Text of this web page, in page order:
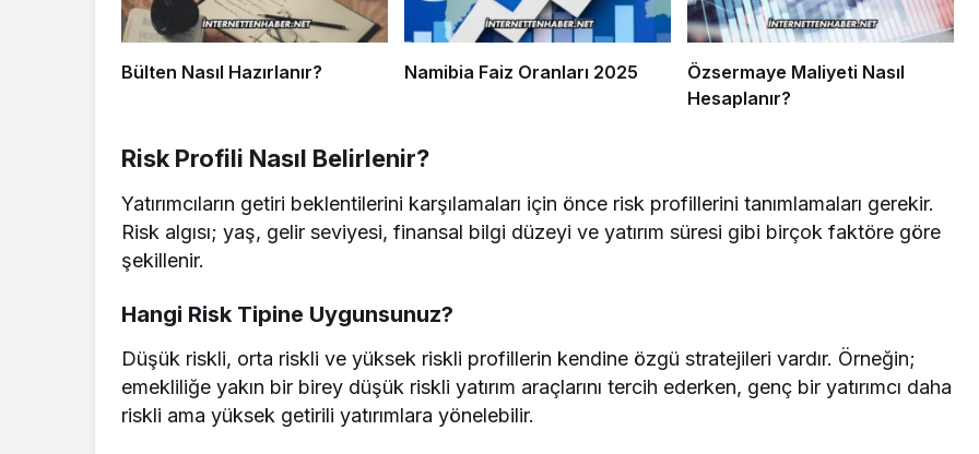
Bülten Nasıl Hazırlanır? Namibia Faiz Oranları 2025
Özsermaye Maliyeti Nasıl
Hesaplanır?
Risk Profili Nasıl Belirlenir?
Yatırımcıların getiri beklentilerini karşılamaları için önce risk profillerini tanımlamaları gerekir.
Risk algısı; yaş, gelir seviyesi, finansal bilgi düzeyi ve yatırım süresi gibi birçok faktöre göre
şekillenir.
Hangi Risk Tipine Uygunsunuz?
Düşük riskli, orta riskli ve yüksek riskli profillerin kendine özgü stratejileri vardır. Örneğin;
emekliliğe yakın bir birey düşük riskli yatırım araçlarını tercih ederken, genç bir yatırımcı daha
riskli ama yüksek getirili yatırımlara yönelebilir.